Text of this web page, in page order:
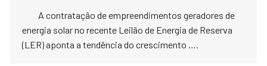
A contratação de empreendimentos geradores de
energia solar no recente Leilão de Energia de Reserva
(LER) aponta a tendência do crescimento ….